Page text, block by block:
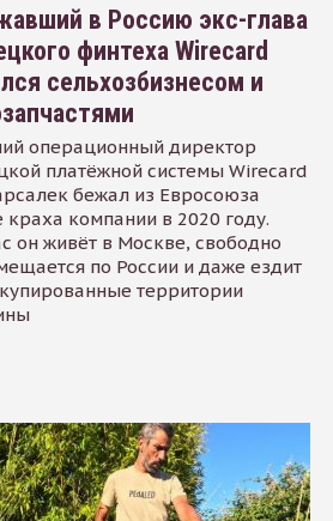
в Россию экс-глава
финтеха Wirecard
сельхозбизнесом и
операционный директор
платёжной системы Wirecard
бежал из Евросоюза
краха компании в 2020 году.
он живёт в Москве, свободно
по России и даже ездит
территории